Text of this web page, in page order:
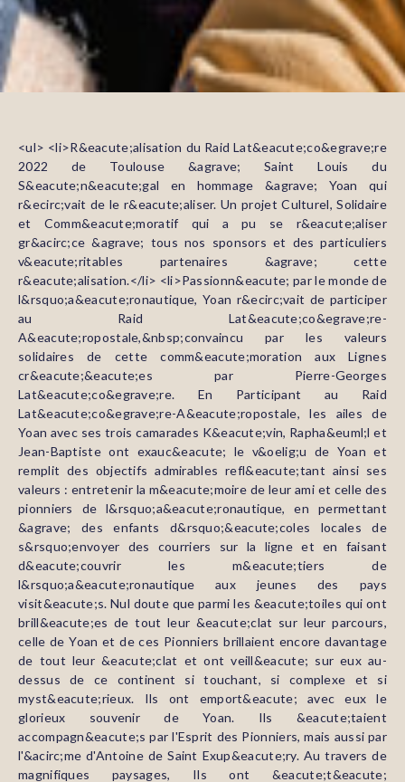
<ul> <li>R&eacute;alisation du Raid Lat&eacute;co&egrave;re
2022 de Toulouse &agrave; Saint Louis du
S&eacute;n&eacute;gal en hommage &agrave; Yoan qui
r&ecirc;vait de le r&eacute;aliser. Un projet Culturel, Solidaire
et Comm&eacute;moratif qui a pu se r&eacute;aliser
gr&acirc;ce &agrave; tous nos sponsors et des particuliers
v&eacute;ritables partenaires &agrave; cette
r&eacute;alisation.</li> <li>Passionn&eacute; par le monde de
l&rsquo;a&eacute;ronautique, Yoan r&ecirc;vait de participer
au Raid Lat&eacute;co&egrave;re-
A&eacute;ropostale,&nbsp;convaincu par les valeurs
solidaires de cette comm&eacute;moration aux Lignes
cr&eacute;&eacute;es par Pierre-Georges
Lat&eacute;co&egrave;re. En Participant au Raid
Lat&eacute;co&egrave;re-A&eacute;ropostale, les ailes de
Yoan avec ses trois camarades K&eacute;vin, Rapha&euml;l et
Jean-Baptiste ont exauc&eacute; le v&oelig;u de Yoan et
remplit des objectifs admirables refl&eacute;tant ainsi ses
valeurs : entretenir la m&eacute;moire de leur ami et celle des
pionniers de l&rsquo;a&eacute;ronautique, en permettant
&agrave; des enfants d&rsquo;&eacute;coles locales de
s&rsquo;envoyer des courriers sur la ligne et en faisant
d&eacute;couvrir les m&eacute;tiers de
l&rsquo;a&eacute;ronautique aux jeunes des pays
visit&eacute;s. Nul doute que parmi les &eacute;toiles qui ont
brill&eacute;es de tout leur &eacute;clat sur leur parcours,
celle de Yoan et de ces Pionniers brillaient encore davantage
de tout leur &eacute;clat et ont veill&eacute; sur eux au-
dessus de ce continent si touchant, si complexe et si
myst&eacute;rieux. Ils ont emport&eacute; avec eux le
glorieux souvenir de Yoan. Ils &eacute;taient
accompagn&eacute;s par l'Esprit des Pionniers, mais aussi par
l'&acirc;me d'Antoine de Saint Exup&eacute;ry. Au travers de
magnifiques paysages, Ils ont &eacute;t&eacute;